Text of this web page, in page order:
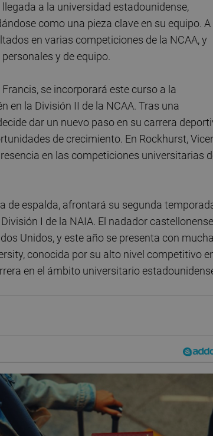
a la universidad estadounidense,
como una pieza clave en su equipo. A
en varias competiciones de la NCAA, y
y de equipo.
se incorporará este curso a la
en la División II de la NCAA. Tras una
dar un nuevo paso en su carrera
de crecimiento. En Rockhurst,
en las competiciones universitarias
de espalda, afrontará su segunda
I de la NAIA. El nadador castellonense
Unidos, y este año se presenta con
conocida por su alto nivel competitivo
en el ámbito universitario